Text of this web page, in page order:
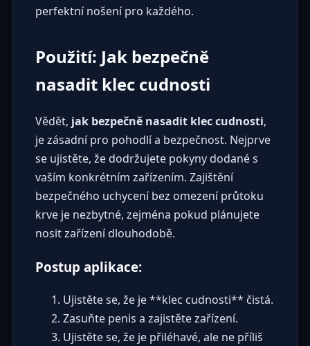
perfektní nošení pro každého.
Použití: Jak bezpečně
nasadit klec cudnosti
Vědět, jak bezpečně nasadit klec cudnosti,
je zásadní pro pohodlí a bezpečnost. Nejprve
se ujistěte, že dodržujete pokyny dodané s
vaším konkrétním zařízením. Zajištění
bezpečného uchycení bez omezení průtoku
krve je nezbytné, zejména pokud plánujete
nosit zařízení dlouhodobě.
Postup aplikace:
Ujistěte se, že je **klec cudnosti** čistá.
Zasuňte penis a zajistěte zařízení.
Ujistěte se, že je přiléhavé, ale ne příliš